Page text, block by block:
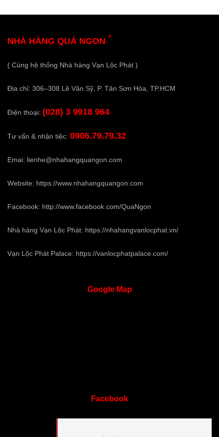
NHÀ HÀNG QUÁ NGON ®
( Cùng hệ thống Nhà hàng Vạn Lộc Phát )
Địa chỉ: 306–308 Lê Văn Sỹ, P. Tân Sơn Hòa, TP.HCM
Điện thoại: (028) 3 9918 964
Tư vấn & nhận tiệc: 0906.79.79.32
Emai: lienhe@nhahangquangon.com
Website: https://www.nhahangquangon.com
Facebook: http://www.facebook.com/QuaNgon
Nhà hàng Vạn Lộc Phát: https://nhahangvanlocphat.vn/
Vạn Lộc Phát Palace: https://vanlocphatpalace.com/
GoogleMap
Facebook